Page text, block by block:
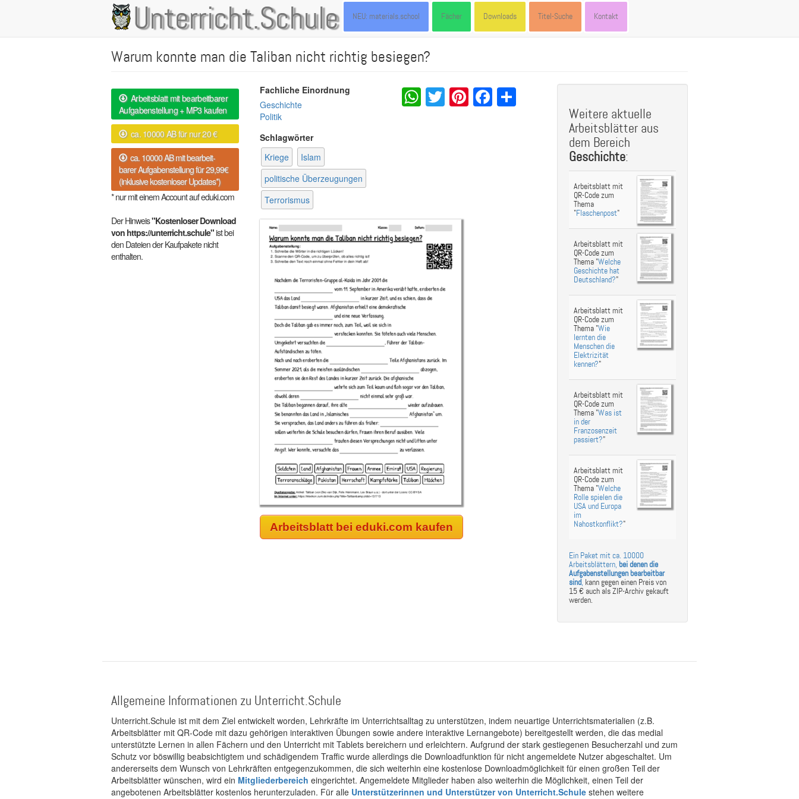
Unterricht.Schule
Main
navigation
NEU: materials.school Fächer Downloads Titel-Suche Kontakt
Warum konnte man die Taliban nicht richtig besiegen?
Arbeitsblatt mit bearbeitbarer
Aufgabenstellung + MP3 kaufen
ca. 10000 AB für nur 20 €
ca. 10000 AB mit bearbeit-
barer Aufgabenstellung für 29,99€
(inklusive kostenloser Updates*)
* nur mit einem Account auf eduki.com
Der Hinweis"Kostenloser Download
von https://unterricht.schule"ist bei
den Dateien der Kaufpakete nicht
enthalten.
Fachliche Einordnung
Geschichte
Politik
Schlagwörter
Kriege
Islam
politische Überzeugungen
Terrorismus
WhatsApp
Twitter
Pinterest
Facebook
Share
Arbeitsblatt bei eduki.com kaufen
Weitere aktuelle
Arbeitsblätter aus
dem Bereich
Geschichte:
Arbeitsblatt mit
QR-Code zum
Thema
"Flaschenpost"
Arbeitsblatt mit
QR-Code zum
Thema "Welche
Geschichte hat
Deutschland?"
Arbeitsblatt mit
QR-Code zum
Thema "Wie
lernten die
Menschen die
Elektrizität
kennen?"
Arbeitsblatt mit
QR-Code zum
Thema "Was ist
in der
Franzosenzeit
passiert?"
Arbeitsblatt mit
QR-Code zum
Thema "Welche
Rolle spielen die
USA und Europa
im
Nahostkonflikt?"
Ein Paket mit ca. 10000
Arbeitsblättern, bei denen die
Aufgabenstellungen bearbeitbar
sind, kann gegen einen Preis von
15 € auch als ZIP-Archiv gekauft
werden.
Allgemeine Informationen zu Unterricht.Schule
Unterricht.Schule ist mit dem Ziel entwickelt worden, Lehrkräfte im Unterrichtsalltag zu unterstützen, indem neuartige Unterrichtsmaterialien (z.B.
Arbeitsblätter mit QR-Code mit dazu gehörigen interaktiven Übungen sowie andere interaktive Lernangebote) bereitgestellt werden, die das medial
unterstützte Lernen in allen Fächern und den Unterricht mit Tablets bereichern und erleichtern. Aufgrund der stark gestiegenen Besucherzahl und zum
Schutz vor böswillig beabsichtigtem und schädigendem Traffic wurde allerdings die Downloadfunktion für nicht angemeldete Nutzer abgeschaltet. Um
andererseits dem Wunsch von Lehrkräften entgegenzukommen, die sich weiterhin eine kostenlose Downloadmöglichkeit für einen großen Teil der
Arbeitsblätter wünschen, wird ein Mitgliederbereich eingerichtet. Angemeldete Mitglieder haben also weiterhin die Möglichkeit, einen Teil der
angebotenen Arbeitsblätter kostenlos herunterzuladen. Für alle Unterstützerinnen und Unterstützer von Unterricht.Schule stehen weitere